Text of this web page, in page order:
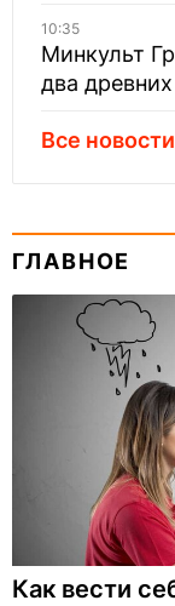
10:35
Минкульт
два
Все новости
ГЛАВНОЕ
Как вести